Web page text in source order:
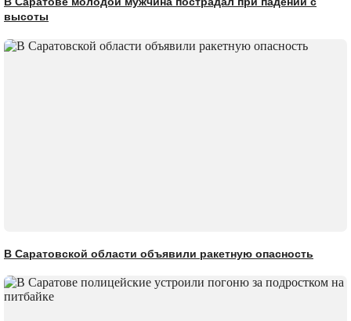
высоты
В Саратовской области объявили ракетную опасность